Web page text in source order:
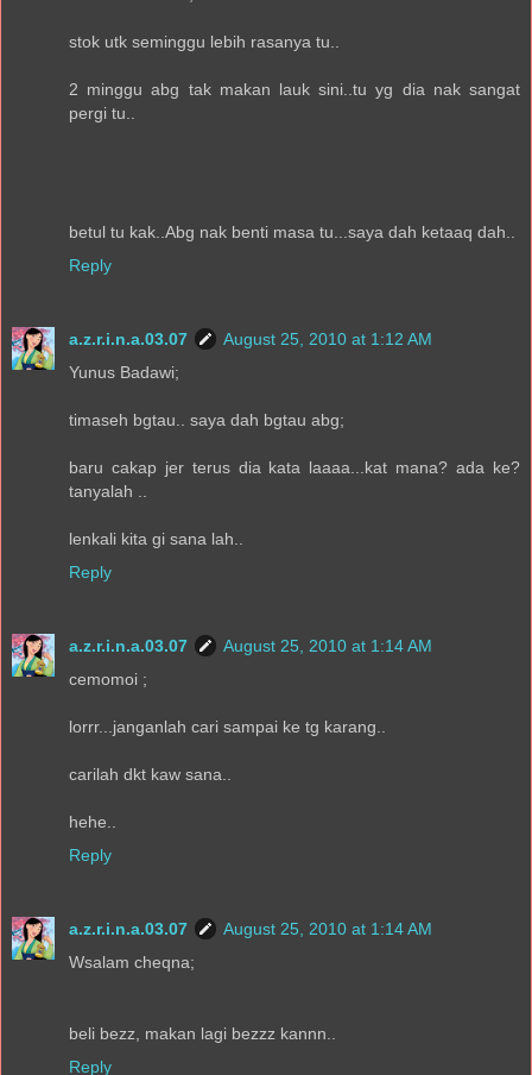
stok utk seminggu lebih rasanya tu..
2 minggu abg tak makan lauk sini..tu yg dia nak sangat
pergi tu..
betul tu kak..Abg nak benti masa tu...saya dah ketaaq dah..
Reply
a.z.r.i.n.a.03.07
August 25, 2010 at 1:12 AM
Yunus Badawi;
timaseh bgtau.. saya dah bgtau abg;
baru cakap jer terus dia kata laaaa...kat mana? ada ke?
tanyalah ..
lenkali kita gi sana lah..
Reply
a.z.r.i.n.a.03.07
August 25, 2010 at 1:14 AM
cemomoi ;
lorrr...janganlah cari sampai ke tg karang..
carilah dkt kaw sana..
hehe..
Reply
a.z.r.i.n.a.03.07
August 25, 2010 at 1:14 AM
Wsalam cheqna;
beli bezz, makan lagi bezzz kannn..
Reply